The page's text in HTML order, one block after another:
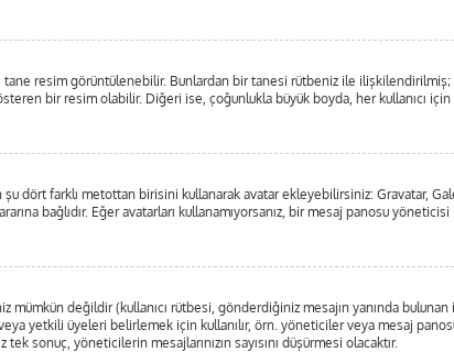
tane resim görüntülenebilir. Bunlardan bir tanesi rütbeniz ile
bir resim olabilir. Diğeri ise, çoğunlukla büyük boyda, her kullanıcı
dört farklı metottan birisini kullanarak avatar ekleyebilirsiniz: Gravatar,
bağlıdır. Eğer avatarları kullanamıyorsanız, bir mesaj panosu
değildir (kullanıcı rütbesi, gönderdiğiniz mesajın yanında
veya yetkili üyeleri belirlemek için kullanılır, örn. yöneticiler veya mesaj
sonuç, yöneticilerin mesajlarınızın sayısını düşürmesi olacaktır.